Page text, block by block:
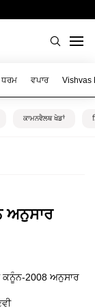
ਧਰਮ ਵਪਾਰ Vishvas
ਕਾਮਨਵੈਲਥ ਖੇਡਾਂ
ਅਨੁਸਾਰ
ਕਨੂੰਨ-2008 ਅਨੁਸਾਰ